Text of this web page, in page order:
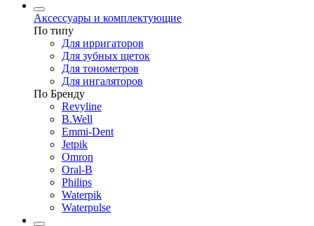
Аксессуары и комплектующие
По типу
Для ирригаторов
Для зубных щеток
Для тонометров
Для ингаляторов
По Бренду
Revyline
B.Well
Emmi-Dent
Jetpik
Omron
Oral-B
Philips
Waterpik
Waterpulse